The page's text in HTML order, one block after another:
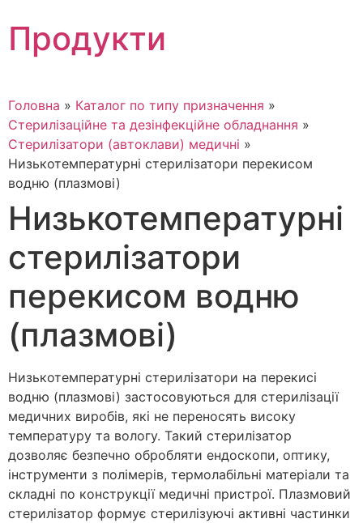
to
content
Продукти
Головна » Каталог по типу призначення »
Стерилізаційне та дезінфекційне обладнання »
Стерилізатори (автоклави) медичні »
Низькотемпературні стерилізатори перекисом
водню (плазмові)
Низькотемпературні
стерилізатори
перекисом водню
(плазмові)
Низькотемпературні стерилізатори на перекисі
водню (плазмові) застосовуються для стерилізації
медичних виробів, які не переносять високу
температуру та вологу. Такий стерилізатор
дозволяє безпечно обробляти ендоскопи, оптику,
інструменти з полімерів, термолабільні матеріали та
складні по конструкції медичні пристрої. Плазмовий
стерилізатор формує стерилізуючі активні частинки